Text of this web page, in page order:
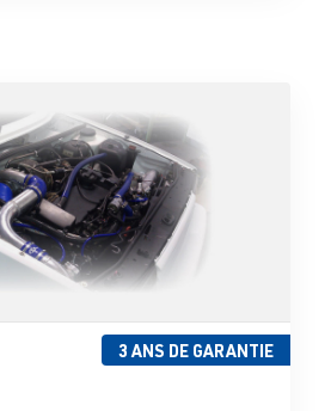
3 ANS DE GARANTIE